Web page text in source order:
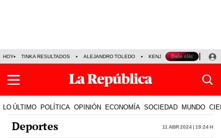
HOY TINKA RESULTADOS ALEJANDRO TOLEDO KENJI FUJIMORI
LO ÚLTIMO POLÍTICA OPINIÓN ECONOMÍA SOCIEDAD MUNDO
Deportes 11 Abr 2024 | 19:24 h